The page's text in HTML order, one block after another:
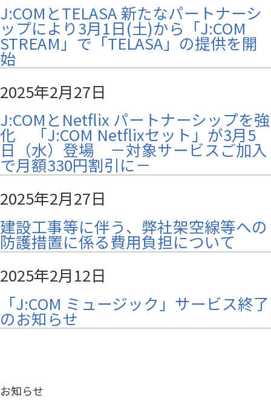
J:COMとTELASA 新たなパートナーシ
ップにより3月1日(土)から「J:COM
STREAM」で「TELASA」の提供を開
始
2025年2月27日
J:COMとNetflix パートナーシップを強
化 「J:COM Netflixセット」が3月5
日（水）登場 －対象サービスご加入
で月額330円割引に－
2025年2月27日
建設工事等に伴う、弊社架空線等への
防護措置に係る費用負担について
2025年2月12日
「J:COM ミュージック」サービス終了
のお知らせ
お知らせ